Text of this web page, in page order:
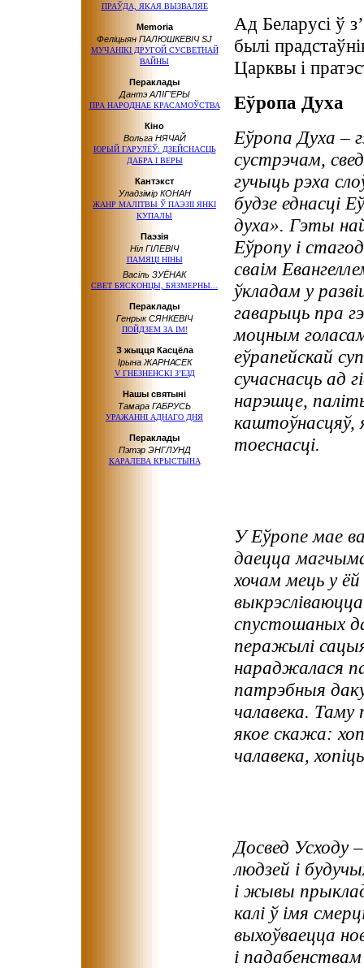
ПРАЎДА, ЯКАЯ ВЫЗВАЛЯЕ
Мemoria
Феліцыян ПАЛЮШКЕВІЧ SJ
МУЧАНІКІ ДРУГОЙ СУСВЕТНАЙ
ВАЙНЫ
Пераклады
Дантэ АЛІГ’ЕРЫ
ПРА НАРОДНАЕ КРАСАМОЎСТВА
Кіно
Вольга НЯЧАЙ
ЮРЫЙ ГАРУЛЁЎ: ДЗЕЙСНАСЦЬ
ДАБРА І ВЕРЫ
Кантэкст
Уладзімір КОНАН
ЖАНР МАЛІТВЫ Ў ПАЭЗІІ ЯНКІ
КУПАЛЫ
Паэзія
Ніл ГІЛЕВІЧ
ПАМЯЦІ НІНЫ
Васіль ЗУЁНАК
СВЕТ БЯСКОНЦЫ, БЯЗМЕРНЫ...
Пераклады
Генрык СЯНКЕВІЧ
ПОЙДЗЕМ ЗА ІМ!
З жыцця Касцёла
Ірына ЖАРНАСЕК
V ГНЕЗНЕНСКІ З’ЕЗД
Нашы святыні
Тамара ГАБРУСЬ
УРАЖАННІ АДНАГО ДНЯ
Пераклады
Пэтэр ЭНГЛУНД
КАРАЛЕВА КРЫСТЫНА
Ад Беларусі ў
былі
Царквы і
Еўропа Духа
Еўропа Духа –
сустрэчам,
гучыць рэха
будзе еднасці
духа». Гэты
Еўропу і
сваім
ўкладам у
гаварыць пра
моцным
еўрапейскай
сучаснасць ад
нарэшце,
каштоўнасцяў,
тоеснасці.
У Еўропе мае
даецца
хочам мець у
спустошаных
перажылі
нараджалася
патрэбныя
чалавека. Таму
якое скажа:
чалавека,
Досвед Усходу
людзей і
і жывы
калі ў імя
выхоўваецца
і